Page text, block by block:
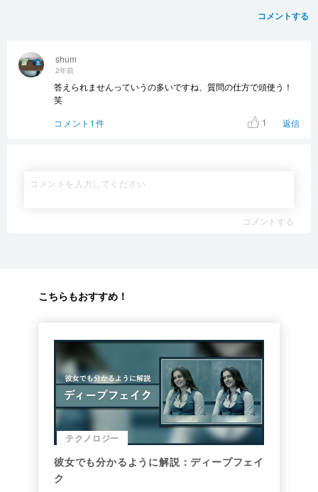
コメントする
shum
2年前
答えられませんっていうの多いですね、質問の仕方で頭使う！
笑
コメント1件
1 返信
コメントする
こちらもおすすめ！
テクノロジー
彼女でも分かるように解説：ディープフェイ
ク